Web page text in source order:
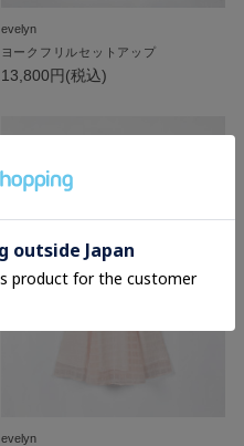
evelyn
ヨークフリルセットアップ
13,800円(税込)
evelyn